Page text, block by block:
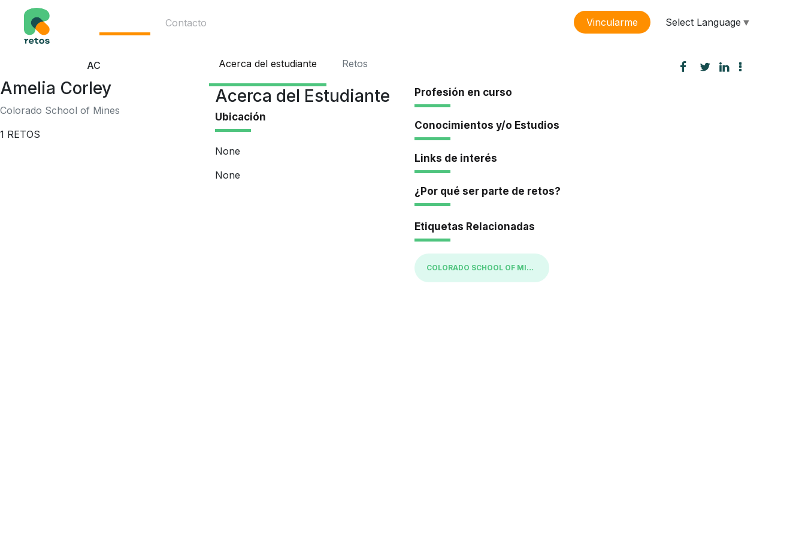
Contacto Vincularme Select Language ▼
AC
Amelia Corley
Colorado School of Mines
1 RETOS
Acerca del estudiante Retos
Acerca del Estudiante
Ubicación
None
None
Profesión en curso
Conocimientos y/o Estudios
Links de interés
¿Por qué ser parte de retos?
Etiquetas Relacionadas
COLORADO SCHOOL OF MINES